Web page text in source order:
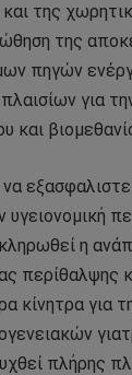
της
της
πηγών
για
και
υγειονομική
η
περίθαλψης
κίνητρα για
πλήρης